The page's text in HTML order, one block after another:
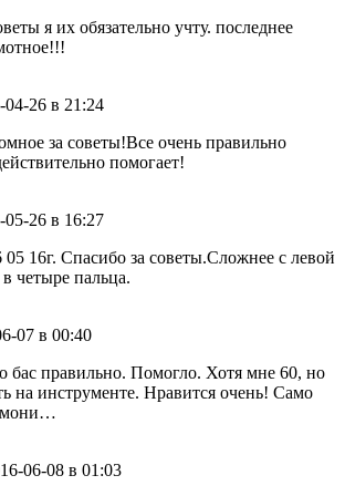
я их обязательно учту. последнее
04-26 в 21:24
за советы!Все очень правильно
помогает!
05-26 в 16:27
16г. Спасибо за советы.Сложнее с левой
четыре пальца.
07 в 00:40
бас правильно. Помогло. Хотя мне 60, но
на инструменте. Нравится очень! Само
06-08 в 01:03